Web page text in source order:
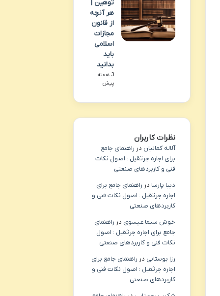
توهین |
هر آنچه
از قانون
مجازات
اسلامی
باید
بدانید
3 هفته
پیش
نظرات کاربران
آلاله کمالیان در راهنمای جامع
برای اجاره جرثقیل : اصول نکات
فنی و کاربردهای صنعتی
دیبا پارسا در راهنمای جامع برای
اجاره جرثقیل : اصول نکات فنی و
کاربردهای صنعتی
خوش سیما عیسوی در راهنمای
جامع برای اجاره جرثقیل : اصول
نکات فنی و کاربردهای صنعتی
رزا بوستانی در راهنمای جامع برای
اجاره جرثقیل : اصول نکات فنی و
کاربردهای صنعتی